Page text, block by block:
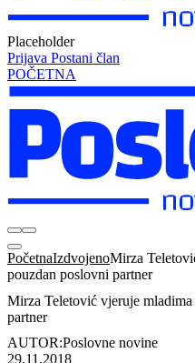
Placeholder
Prijava Postani član
POČETNA
PočetnaIzdvojenoMirza
pouzdan poslovni partner
Mirza Teletović vjeruje
partner
AUTOR:Poslovne novine
29.11.2018